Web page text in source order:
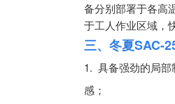
备分别部署于各高
于工人作业区域，
三、冬夏SAC-
1. 具备强劲的局
感；